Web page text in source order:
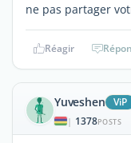
ne pas partager
Réagir
Yuveshen ViP
| 1378POSTS